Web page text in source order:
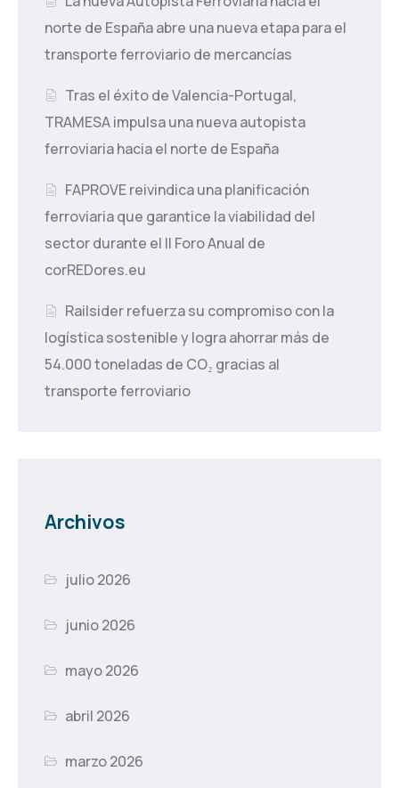
norte de España abre una nueva etapa para el
transporte ferroviario de mercancías
Tras el éxito de Valencia-Portugal,
TRAMESA impulsa una nueva autopista
ferroviaria hacia el norte de España
FAPROVE reivindica una planificación
ferroviaria que garantice la viabilidad del
sector durante el II Foro Anual de
corREDores.eu
Railsider refuerza su compromiso con la
logística sostenible y logra ahorrar más de
54.000 toneladas de CO₂ gracias al
transporte ferroviario
Archivos
julio 2026
junio 2026
mayo 2026
abril 2026
marzo 2026